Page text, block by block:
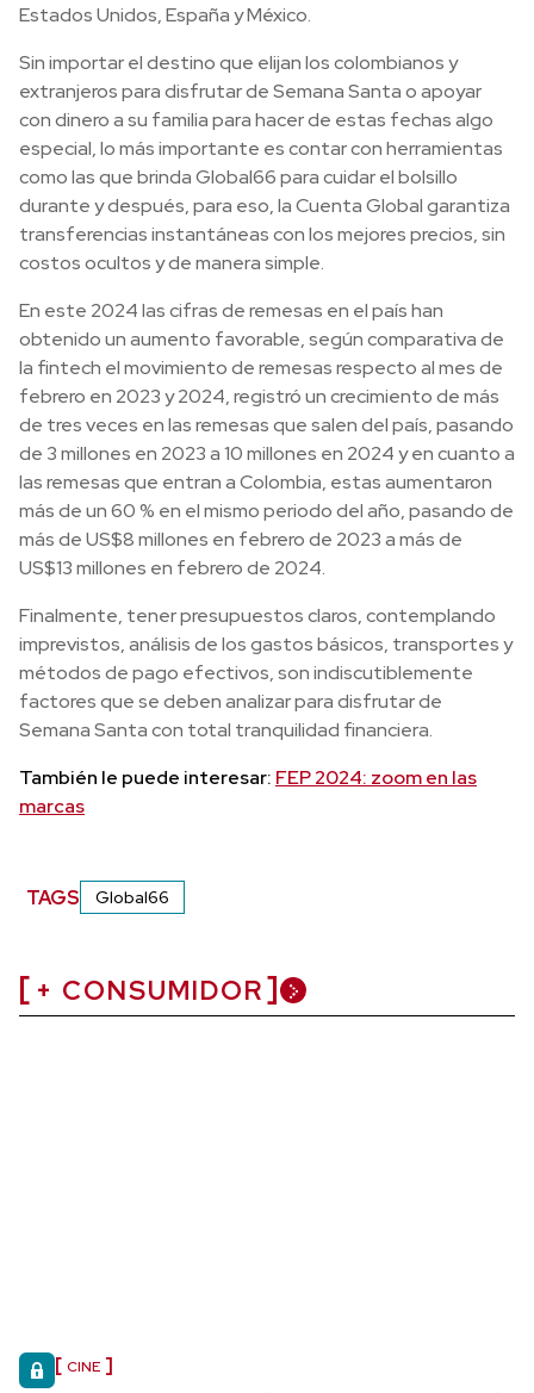
Estados Unidos, España y México.
Sin importar el destino que elijan los colombianos y
extranjeros para disfrutar de Semana Santa o apoyar
con dinero a su familia para hacer de estas fechas algo
especial, lo más importante es contar con herramientas
como las que brinda Global66 para cuidar el bolsillo
durante y después, para eso, la Cuenta Global garantiza
transferencias instantáneas con los mejores precios, sin
costos ocultos y de manera simple.
En este 2024 las cifras de remesas en el país han
obtenido un aumento favorable, según comparativa de
la fintech el movimiento de remesas respecto al mes de
febrero en 2023 y 2024, registró un crecimiento de más
de tres veces en las remesas que salen del país, pasando
de 3 millones en 2023 a 10 millones en 2024 y en cuanto a
las remesas que entran a Colombia, estas aumentaron
más de un 60 % en el mismo periodo del año, pasando de
más de US$8 millones en febrero de 2023 a más de
US$13 millones en febrero de 2024.
Finalmente, tener presupuestos claros, contemplando
imprevistos, análisis de los gastos básicos, transportes y
métodos de pago efectivos, son indiscutiblemente
factores que se deben analizar para disfrutar de
Semana Santa con total tranquilidad financiera.
También le puede interesar: FEP 2024: zoom en las
marcas
TAGS Global66
+ CONSUMIDOR
CINE